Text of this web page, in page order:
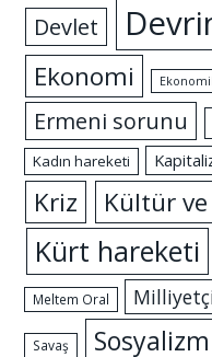
Devlet
Ekonomi
Ermeni sorunu
Kadın hareketi
Kriz Kültür
Kürt hareketi
Meltem Oral
Savaş